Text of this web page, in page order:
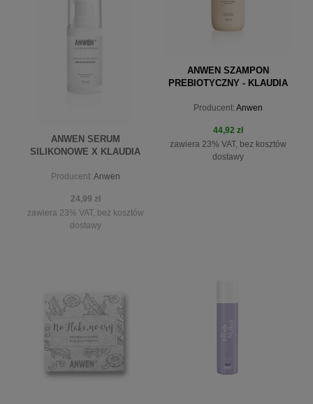
ANWEN SERUM
SILIKONOWE X KLAUDIA
Producent: Anwen
24,99 zł
zawiera 23% VAT, bez kosztów
dostawy
powiadom o dostępności
ANWEN SZAMPON
PREBIOTYCZNY - KLAUDIA
Producent: Anwen
44,92 zł
zawiera 23% VAT, bez kosztów
dostawy